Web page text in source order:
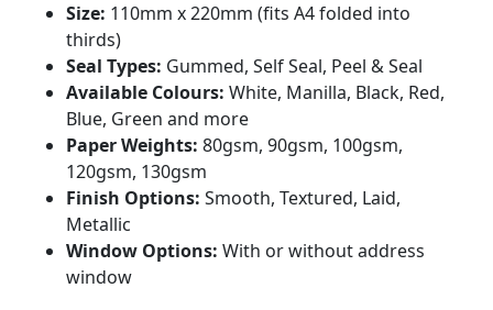
Size: 110mm x 220mm (fits A4 folded into
thirds)
Seal Types: Gummed, Self Seal, Peel & Seal
Available Colours: White, Manilla, Black, Red,
Blue, Green and more
Paper Weights: 80gsm, 90gsm, 100gsm,
120gsm, 130gsm
Finish Options: Smooth, Textured, Laid,
Metallic
Window Options: With or without address
window